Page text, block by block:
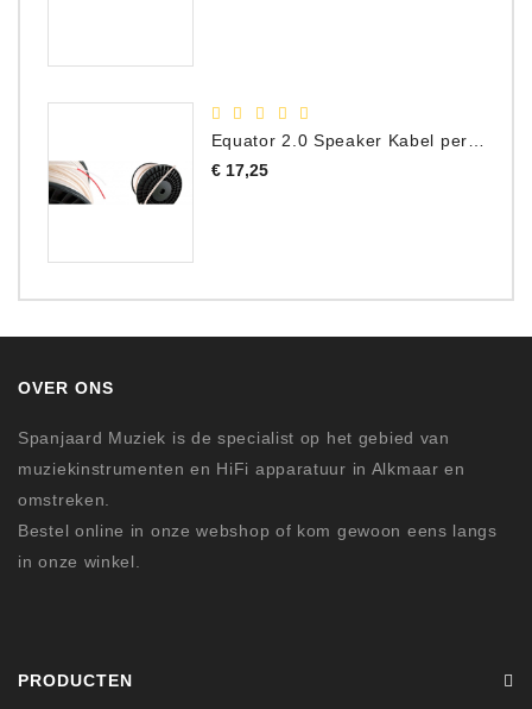
Equator 2.0 Speaker Kabel per meter
€ 17,25Prijs
OVER ONS
Spanjaard Muziek is de specialist op het gebied van
muziekinstrumenten en HiFi apparatuur in Alkmaar en
omstreken.
Bestel online in onze webshop of kom gewoon eens langs
in onze winkel.
PRODUCTEN